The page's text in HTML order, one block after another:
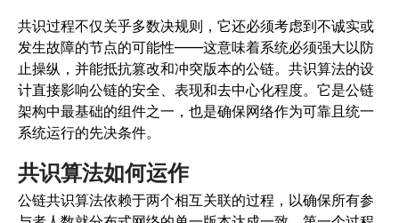
共识过程不仅关乎多数决规则，它还必须考虑到不诚实或
发生故障的节点的可能性——这意味着系统必须强大以防
止操纵，并能抵抗篡改和冲突版本的公链。共识算法的设
计直接影响公链的安全、表现和去中心化程度。它是公链
架构中最基础的组件之一，也是确保网络作为可靠且统一
系统运行的先决条件。
共识算法如何运作
公链共识算法依赖于两个相互关联的过程，以确保所有参